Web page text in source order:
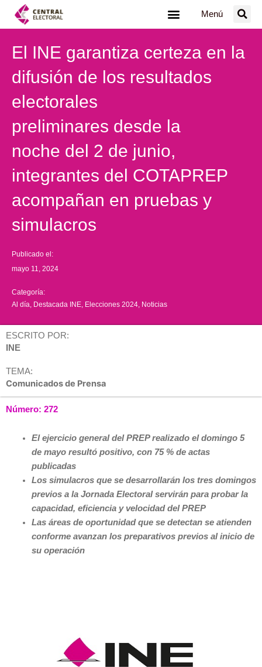
Menú
El INE garantiza certeza en la
difusión de los resultados
electorales
preliminares desde la
noche del 2 de junio,
integrantes del COTAPREP
acompañan en pruebas y
simulacros
Publicado el:
mayo 11, 2024
Categoría:
Al día Destacada INE Elecciones 2024 Noticias
ESCRITO POR:
INE
TEMA:
Comunicados de Prensa
Número: 272
El ejercicio general del PREP realizado el domingo 5
de mayo resultó positivo, con 75 % de actas
publicadas
Los simulacros que se desarrollarán los tres domingos
previos a la Jornada Electoral servirán para probar la
capacidad, eficiencia y velocidad del PREP
Las áreas de oportunidad que se detectan se atienden
conforme avanzan los preparativos previos al inicio de
su operación